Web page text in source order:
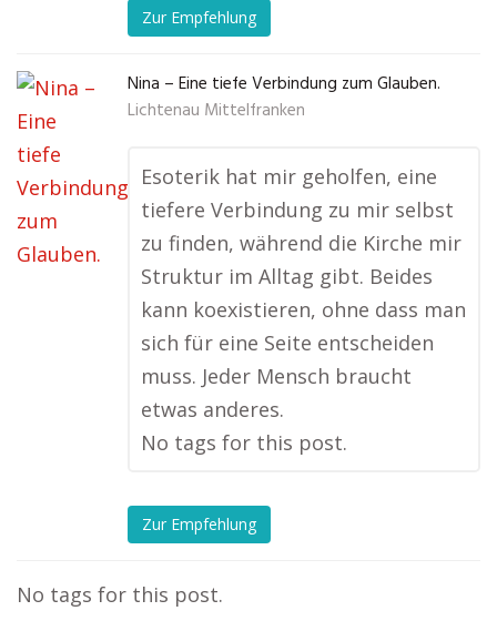
Zur Empfehlung
Nina – Eine tiefe Verbindung zum Glauben.
Lichtenau Mittelfranken
Esoterik hat mir geholfen, eine
tiefere Verbindung zu mir selbst
zu finden, während die Kirche mir
Struktur im Alltag gibt. Beides
kann koexistieren, ohne dass man
sich für eine Seite entscheiden
muss. Jeder Mensch braucht
etwas anderes.
No tags for this post.
Zur Empfehlung
No tags for this post.